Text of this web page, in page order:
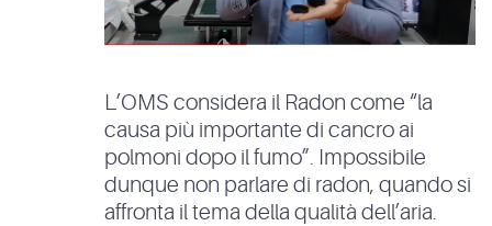
L’OMS considera il Radon come “la
causa più importante di cancro ai
polmoni dopo il fumo”. Impossibile
dunque non parlare di radon, quando si
affronta il tema della qualità dell’aria.